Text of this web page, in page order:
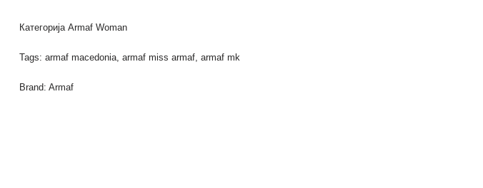
Категорија Armaf Woman
Tags: armaf macedonia, armaf miss armaf, armaf mk
Brand: Armaf